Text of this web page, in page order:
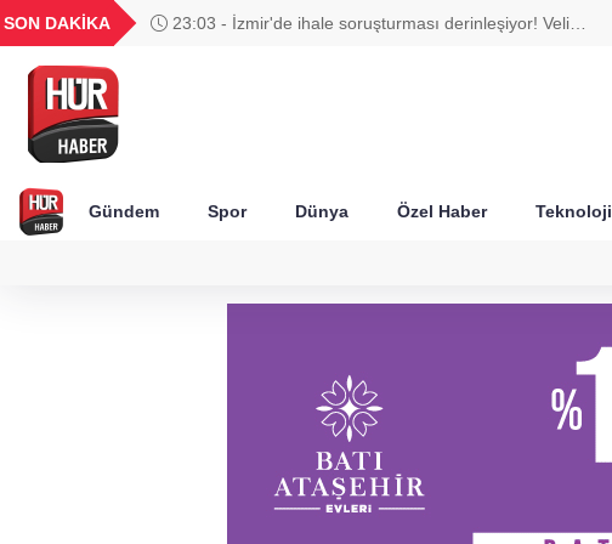
SON DAKİKA
23:03 - İzmir'de ihale soruşturması derinleşiyor! Veli
UYU
1,1837
18,2242
16,2539
28,0626
Gündem Spor Dünya Özel Haber Teknoloji